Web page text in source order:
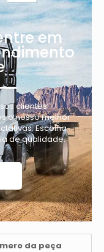
em
clientes’
o nosso melhor
Escolha-
de qualidade.
da peça